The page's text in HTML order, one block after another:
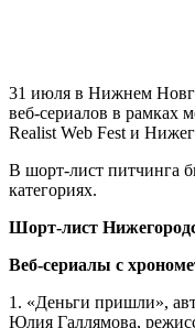
31 июля в Нижнем
веб-сериалов в рамках
Realist Web Fest и
В шорт-лист питчинга
категориях.
Шорт-лист
Веб-сериалы с
1. «Деньги пришли»,
Юлия Галлямова,